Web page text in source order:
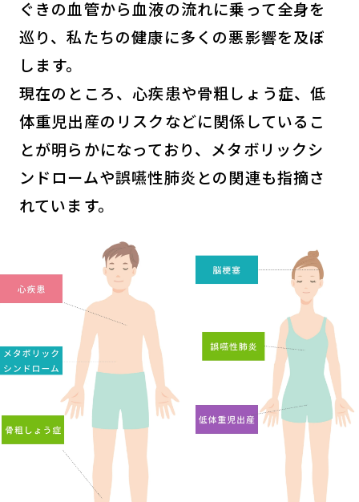
ぐきの血管から血液の流れに乗って全身を
巡り、私たちの健康に多くの悪影響を及ぼ
します。
現在のところ、心疾患や骨粗しょう症、低
体重児出産のリスクなどに関係しているこ
とが明らかになっており、メタボリックシ
ンドロームや誤嚥性肺炎との関連も指摘さ
れています。